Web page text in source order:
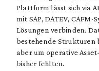
Plattform lässt sich via
mit SAP, DATEV,
Lösungen verbinden.
bestehende Strukturen
aber um operative
bisher fehlten.